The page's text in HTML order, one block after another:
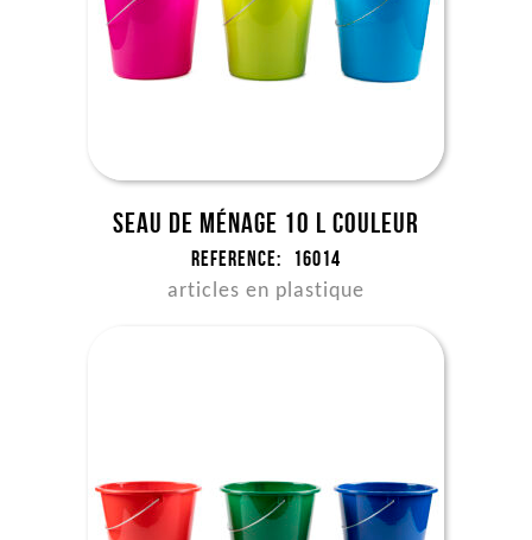
Seau de ménage 10 l couleur
Reference: 16014
articles en plastique